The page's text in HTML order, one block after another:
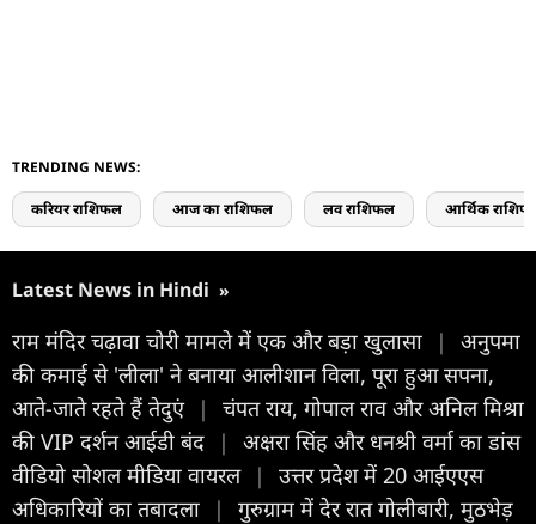
TRENDING NEWS:
करियर राशिफल आज का राशिफल लव राशिफल आर्थिक
Latest News in Hindi »
राम मंदिर चढ़ावा चोरी मामले में एक और बड़ा खुलासा |
अनुपमा
की कमाई से 'लीला' ने बनाया आलीशान विला, पूरा हुआ सपना,
आते-जाते रहते हैं तेदुएं |
चंपत राय, गोपाल राव और अनिल मिश्रा
की VIP दर्शन आईडी बंद
|
अक्षरा सिंह और धनश्री वर्मा का डांस
वीडियो सोशल मीडिया वायरल |
उत्तर प्रदेश में 20 आईएएस
अधिकारियों का तबादला
|
गुरुग्राम में देर रात गोलीबारी, मुठभेड़